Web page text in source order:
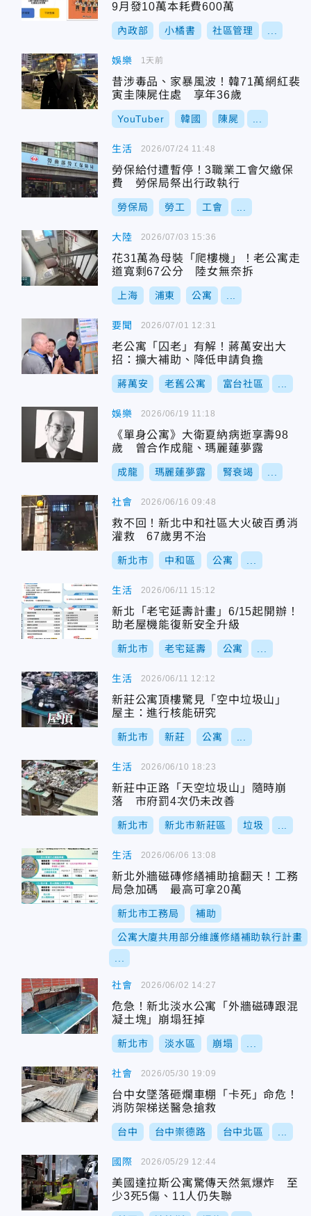
9月發10萬本耗費600萬
內政部 小橘書 社區管理
娛樂
昔涉毒品、家暴風波！韓71萬網紅裴
寅圭陳屍住處 享年36歲
YouTuber 韓國 陳屍
1天前
生活
勞保給付遭暫停！3職業工會欠繳保
費 勞保局祭出行政執行
勞保局 勞工 工會
2026/07/24 11:48
大陸
花31萬為母裝「爬樓機」！老公寓走
道寬剩67公分 陸女無奈拆
上海 浦東 公寓
2026/07/03 15:36
要聞
老公寓「囚老」有解！蔣萬安出大
招：擴大補助、降低申請負擔
蔣萬安 老舊公寓 富台社區
2026/07/01 12:31
娛樂
《單身公寓》大衛夏納病逝享壽98
歲 曾合作成龍、瑪麗蓮夢露
成龍 瑪麗蓮夢露 腎衰竭
2026/06/19 11:18
社會
救不回！新北中和社區大火破百勇消
灌救 67歲男不治
新北市 中和區 公寓
2026/06/16 09:48
生活
新北「老宅延壽計畫」6/15起開辦！
助老屋機能復新安全升級
新北市 老宅延壽 公寓
2026/06/11 15:12
生活
新莊公寓頂樓驚見「空中垃圾山」
屋主：進行核能研究
新北市 新莊 公寓
2026/06/11 12:12
生活
新莊中正路「天空垃圾山」隨時崩
落 市府罰4次仍未改善
新北市 新北市新莊區 垃圾
2026/06/10 18:23
生活
新北外牆磁磚修繕補助搶翻天！工務
局急加碼 最高可拿20萬
新北市工務局 補助
公寓大廈共用部分維護修繕補助執行計畫
2026/06/06 13:08
社會
危急！新北淡水公寓「外牆磁磚跟混
凝土塊」崩塌狂掉
新北市 淡水區 崩塌
2026/06/02 14:27
社會
台中女墜落砸爛車棚「卡死」命危！
消防架梯送醫急搶救
台中 台中崇德路 台中北區
2026/05/30 19:09
國際
美國達拉斯公寓驚傳天然氣爆炸 至
少3死5傷、11人仍失聯
2026/05/29 12:44